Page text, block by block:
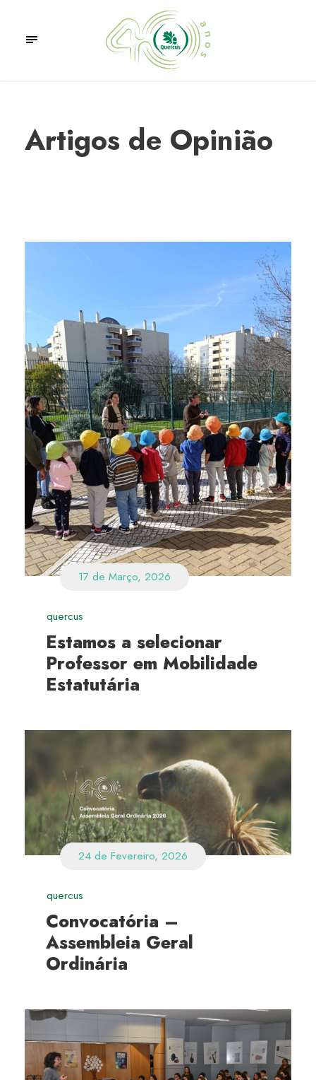
Artigos de Opinião
17 de Março, 2026
quercus
Estamos a selecionar
Professor em Mobilidade
Estatutária
24 de Fevereiro, 2026
quercus
Convocatória –
Assembleia Geral
Ordinária